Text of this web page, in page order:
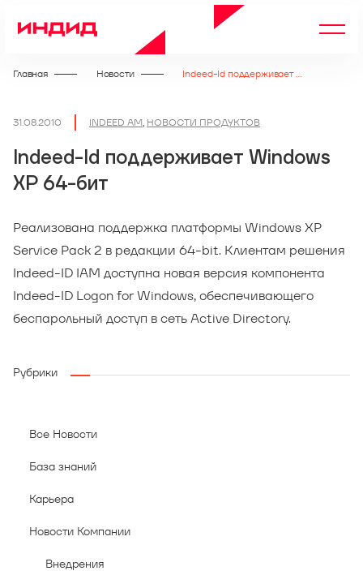
Главная Новости Indeed-Id поддерживает Windows XP 64-бит
31.08.2010 INDEED AM, НОВОСТИ ПРОДУКТОВ
Indeed-Id поддерживает Windows
XP 64-бит
Реализована поддержка платформы Windows XP
Service Pack 2 в редакции 64-bit. Клиентам решения
Indeed-ID IAM доступна новая версия компонента
Indeed-ID Logon for Windows, обеспечивающего
беспарольный доступ в сеть Active Directory.
Рубрики
Все Новости
База знаний
Карьера
Новости Компании
Внедрения